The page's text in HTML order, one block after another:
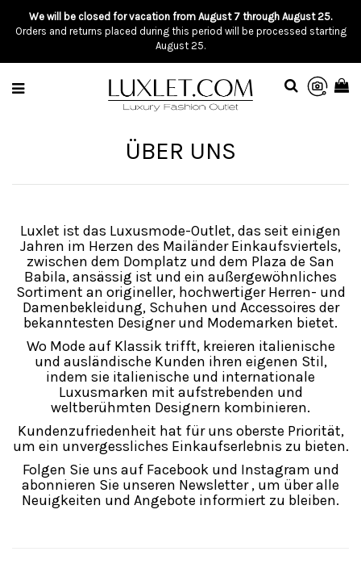
We will be closed for vacation from August 7 through August 25.
Orders and returns placed during this period will be processed starting
August 25.
ÜBER UNS
Luxlet ist das Luxusmode-Outlet, das seit einigen
Jahren im Herzen des Mailänder Einkaufsviertels,
zwischen dem Domplatz und dem Plaza de San
Babila, ansässig ist und ein außergewöhnliches
Sortiment an origineller, hochwertiger Herren- und
Damenbekleidung, Schuhen und Accessoires der
bekanntesten Designer und Modemarken bietet.
Wo Mode auf Klassik trifft, kreieren italienische
und ausländische Kunden ihren eigenen Stil,
indem sie italienische und internationale
Luxusmarken mit aufstrebenden und
weltberühmten Designern kombinieren.
Kundenzufriedenheit hat für uns oberste Priorität,
um ein unvergessliches Einkaufserlebnis zu bieten.
Folgen Sie uns aufFacebook und Instagram und
abonnieren Sie unseren Newsletter , um über alle
Neuigkeiten und Angebote informiert zu bleiben.